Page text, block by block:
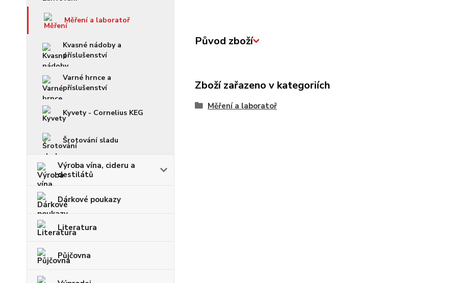
Měření a laboratoř
Kvasné nádoby a
příslušenství
Varné hrnce a
příslušenství
Kyvety - Cornelius KEG
Šrotování sladu
Výroba vína, cideru a
destilátů
Dárkové poukazy
Literatura
Půjčovna
Původ zboží
Zboží zařazeno v kategoriích
Měření a laboratoř